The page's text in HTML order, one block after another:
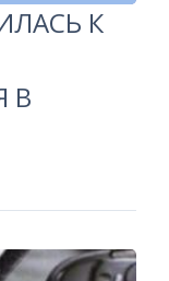
К
В